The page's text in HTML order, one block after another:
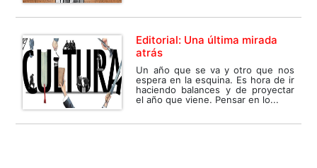
Editorial: Una última mirada
atrás
Un año que se va y otro que nos
espera en la esquina. Es hora de ir
haciendo balances y de proyectar
el año que viene. Pensar en lo...